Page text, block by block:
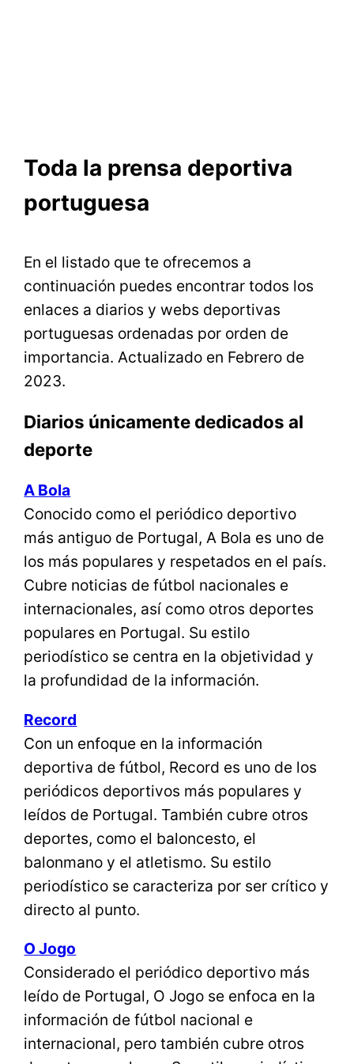
Toda la prensa deportiva
portuguesa
En el listado que te ofrecemos a
continuación puedes encontrar todos los
enlaces a diarios y webs deportivas
portuguesas ordenadas por orden de
importancia. Actualizado en Febrero de
2023.
Diarios únicamente dedicados al
deporte
A Bola
Conocido como el periódico deportivo
más antiguo de Portugal, A Bola es uno de
los más populares y respetados en el país.
Cubre noticias de fútbol nacionales e
internacionales, así como otros deportes
populares en Portugal. Su estilo
periodístico se centra en la objetividad y
la profundidad de la información.
Record
Con un enfoque en la información
deportiva de fútbol, Record es uno de los
periódicos deportivos más populares y
leídos de Portugal. También cubre otros
deportes, como el baloncesto, el
balonmano y el atletismo. Su estilo
periodístico se caracteriza por ser crítico y
directo al punto.
O Jogo
Considerado el periódico deportivo más
leído de Portugal, O Jogo se enfoca en la
información de fútbol nacional e
internacional, pero también cubre otros